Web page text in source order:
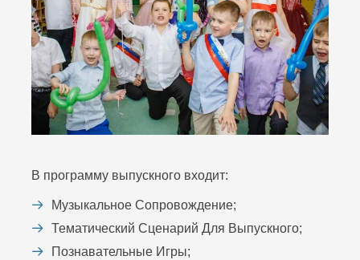
В программу выпускного входит:
Музыкальное Сопровождение;
Тематический Сценарий Для Выпускного;
Познавательные Игры;